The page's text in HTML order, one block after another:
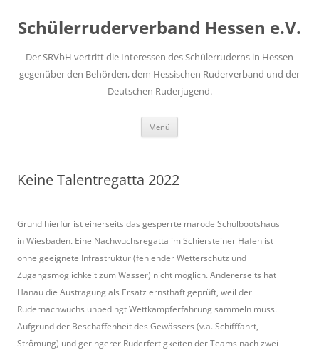
springen
Schülerruderverband Hessen e.V.
Der SRVbH vertritt die Interessen des Schülerruderns in Hessen
gegenüber den Behörden, dem Hessischen Ruderverband und der
Deutschen Ruderjugend.
Menü
Keine Talentregatta 2022
Grund hierfür ist einerseits das gesperrte marode Schulbootshaus
in Wiesbaden. Eine Nachwuchsregatta im Schiersteiner Hafen ist
ohne geeignete Infrastruktur (fehlender Wetterschutz und
Zugangsmöglichkeit zum Wasser) nicht möglich. Andererseits hat
Hanau die Austragung als Ersatz ernsthaft geprüft, weil der
Rudernachwuchs unbedingt Wettkampferfahrung sammeln muss.
Aufgrund der Beschaffenheit des Gewässers (v.a. Schifffahrt,
Strömung) und geringerer Ruderfertigkeiten der Teams nach zwei